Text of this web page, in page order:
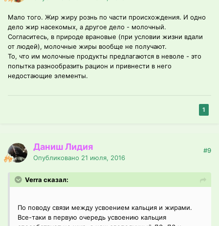
Мало того. Жир жиру рознь по части происхождения. И одно
дело жир насекомых, а другое дело - молочный.
Согласитесь, в природе врановые (при условии жизни вдали
от людей), молочные жиры вообще не получают.
То, что им молочные продукты предлагаются в неволе - это
попытка разнообразить рацион и привнести в него
недостающие элементы.
1
Даниш Лидия
Опубликовано 21 июля, 2016
#9
Verra сказал:
По поводу связи между усвоением кальция и жирами.
Все-таки в первую очередь усвоению кальция